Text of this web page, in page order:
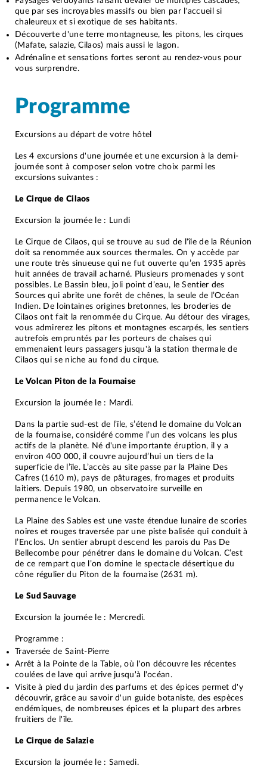
que par ses incroyables massifs ou bien par l'accueil si
chaleureux et si exotique de ses habitants.
Découverte d'une terre montagneuse, les pitons, les cirques
(Mafate, salazie, Cilaos) mais aussi le lagon.
Adrénaline et sensations fortes seront au rendez-vous pour
vous surprendre.
Programme
Excursions au départ de votre hôtel
Les 4 excursions d'une journée et une excursion à la demi-
journée sont à composer selon votre choix parmi les
excursions suivantes :
Le Cirque de Cilaos
Excursion la journée le : Lundi
Le Cirque de Cilaos, qui se trouve au sud de l'île de la Réunion
doit sa renommée aux sources thermales. On y accède par
une route très sinueuse qui ne fut ouverte qu’en 1935 après
huit années de travail acharné. Plusieurs promenades y sont
possibles. Le Bassin bleu, joli point d’eau, le Sentier des
Sources qui abrite une forêt de chênes, la seule de l’Océan
Indien. De lointaines origines bretonnes, les broderies de
Cilaos ont fait la renommée du Cirque. Au détour des virages,
vous admirerez les pitons et montagnes escarpés, les sentiers
autrefois empruntés par les porteurs de chaises qui
emmenaient leurs passagers jusqu'à la station thermale de
Cilaos qui se niche au fond du cirque.
Le Volcan Piton de la Fournaise
Excursion la journée le : Mardi.
Dans la partie sud-est de l’île, s’étend le domaine du Volcan
de la fournaise, considéré comme l’un des volcans les plus
actifs de la planète. Né d'une importante éruption, il y a
environ 400 000, il couvre aujourd’hui un tiers de la
superficie de l’île. L’accès au site passe par la Plaine Des
Cafres (1610 m), pays de pâturages, fromages et produits
laitiers. Depuis 1980, un observatoire surveille en
permanence le Volcan.
La Plaine des Sables est une vaste étendue lunaire de scories
noires et rouges traversée par une piste balisée qui conduit à
l’Enclos. Un sentier abrupt descend les parois du Pas De
Bellecombe pour pénétrer dans le domaine du Volcan. C’est
de ce rempart que l’on domine le spectacle désertique du
cône régulier du Piton de la fournaise (2631 m).
Le Sud Sauvage
Excursion la journée le : Mercredi.
Programme :
Traversée de Saint-Pierre
Arrêt à la Pointe de la Table, où l'on découvre les récentes
coulées de lave qui arrive jusqu'à l'océan.
Visite à pied du jardin des parfums et des épices permet d'y
découvrir, grâce au savoir d'un guide botaniste, des espèces
endémiques, de nombreuses épices et la plupart des arbres
fruitiers de l'île.
Le Cirque de Salazie
Excursion la journée le : Samedi.